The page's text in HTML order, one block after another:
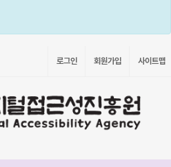
로그인 회원가입 사이트맵